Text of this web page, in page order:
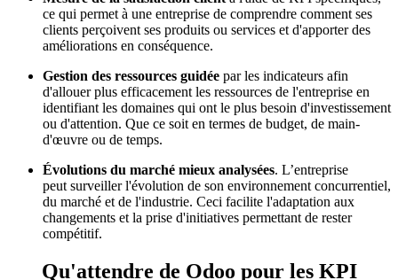
ce qui permet à une entreprise de comprendre comment ses
clients perçoivent ses produits ou services et d'apporter des
améliorations en conséquence.
Gestion des ressources guidée par les indicateurs afin
d'allouer plus efficacement les ressources de l'entreprise en
identifiant les domaines qui ont le plus besoin d'investissement
ou d'attention. Que ce soit en termes de budget, de main-
d'œuvre ou de temps.
Évolutions du marché mieux analysées. L’entreprise
peut surveiller l'évolution de son environnement concurrentiel,
du marché et de l'industrie. Ceci facilite l'adaptation aux
changements et la prise d'initiatives permettant de rester
compétitif.
Qu'attendre de Odoo pour les KPI